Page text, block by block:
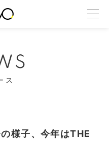
ス
様子、今年はTHE